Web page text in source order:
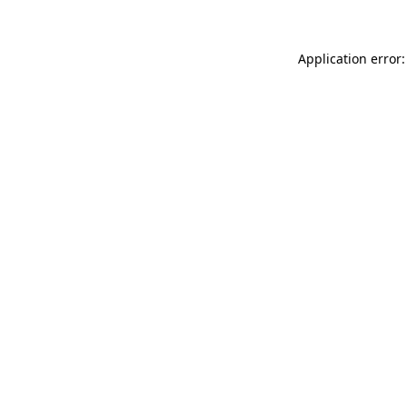
Application